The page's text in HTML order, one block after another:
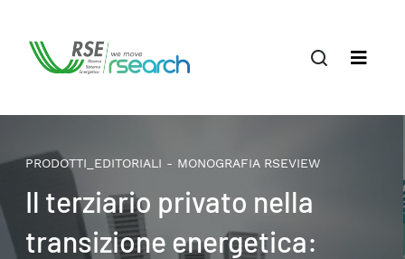
PRODOTTI_EDITORIALI - MONOGRAFIA RSEVIEW
Il terziario privato nella
transizione energetica: